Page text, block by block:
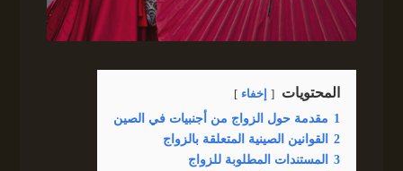
المحتويات إخفاء
1 مقدمة حول الزواج من أجنبيات في الصين
2
القوانين الصينية المتعلقة بالزواج
3
المستندات المطلوبة للزواج